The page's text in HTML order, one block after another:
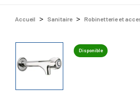
Accueil Sanitaire Robinetterie et
Disponible